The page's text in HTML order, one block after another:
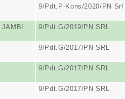
9/Pdt.P-Kons/2020/PN Srl
9/Pdt.G/2019/PN SRL
9/Pdt.G/2017/PN SRL
9/Pdt.G/2017/PN SRL
9/Pdt.G/2017/PN SRL